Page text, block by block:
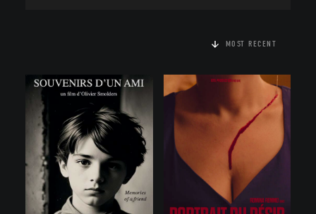
MOST RECENT